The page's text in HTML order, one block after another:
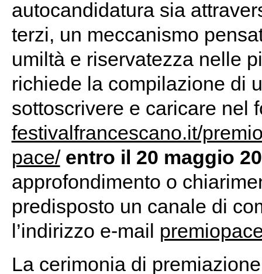
autocandidatura sia
terzi, un meccanismo
umiltà e riservatezza nelle
richiede la compilazione di
sottoscrivere e caricare nel
festivalfrancescano.it/
pace/ entro il 20 maggio
approfondimento o
predisposto un canale di
l’indirizzo e-mail
La cerimonia di